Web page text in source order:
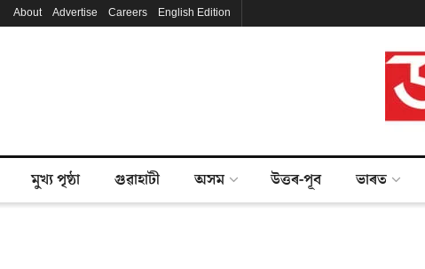
About Advertise Careers English Edition
মুখ্য পৃষ্ঠা গুৱাহাটী অসম উত্তৰ-পূব ভাৰত